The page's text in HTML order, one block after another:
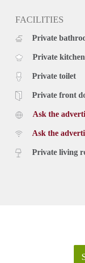
gemeentelijke
Nieuwsgierig naar
op met RvE Wonen
FACILITIES
Private
Private kitchen
Private toilet
Private front
Ask the
Ask the
Private living